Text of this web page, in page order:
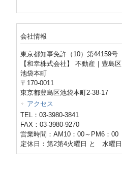
会社情報
東京都知事免許（10）第44159号
【和幸株式会社】 不動産｜豊島区
池袋本町
〒170-0011
東京都豊島区池袋本町2-38-17
アクセス
TEL：03-3980-3841
FAX：03-3980-9270
営業時間：AM10：00～PM6：00
定休日：第2第4火曜日 と 水曜日